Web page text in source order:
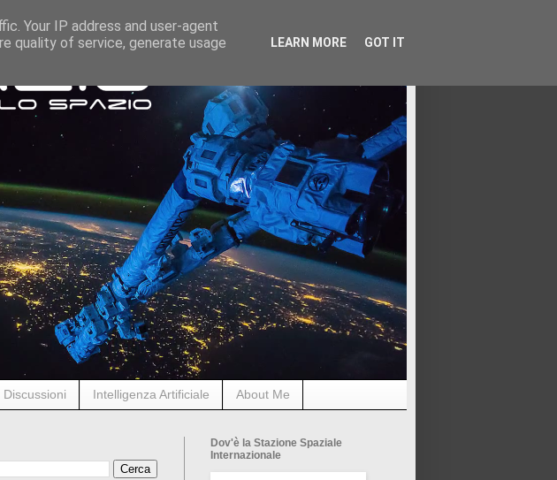
Discussioni Intelligenza Artificiale About Me
Dov'è la Stazione Spaziale
Internazionale
Your IP address and user-agent
quality of service, generate usage
LEARN MORE GOT IT